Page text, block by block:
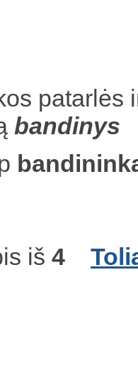
patarlės
bandinys
iš 4